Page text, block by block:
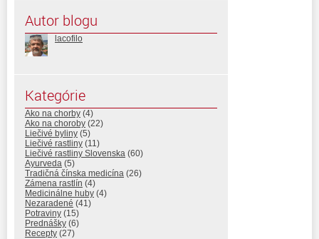
Autor blogu
lacofilo
Kategórie
Ako na chorby (4)
Ako na choroby (22)
Liečivé byliny (5)
Liečivé rastliny (11)
Liečivé rastliny Slovenska (60)
Ayurveda (5)
Tradičná čínska medicína (26)
Zámena rastlín (4)
Medicinálne huby (4)
Nezaradené (41)
Potraviny (15)
Prednášky (6)
Recepty (27)